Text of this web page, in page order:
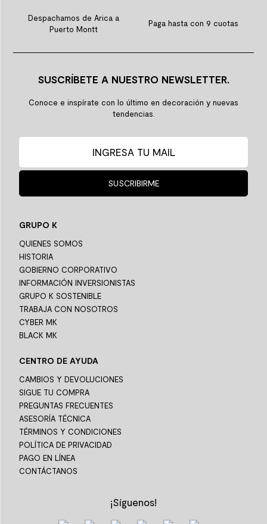
Despachamos de Arica a
Puerto Montt
Paga hasta con 9 cuotas
SUSCRÍBETE A NUESTRO NEWSLETTER.
Conoce e inspírate con lo último en decoración y nuevas
tendencias.
SUSCRIBIRME
GRUPO K
QUIENES SOMOS
HISTORIA
GOBIERNO CORPORATIVO
INFORMACIÓN INVERSIONISTAS
GRUPO K SOSTENIBLE
TRABAJA CON NOSOTROS
CYBER MK
BLACK MK
CENTRO DE AYUDA
CAMBIOS Y DEVOLUCIONES
SIGUE TU COMPRA
PREGUNTAS FRECUENTES
ASESORÍA TÉCNICA
TÉRMINOS Y CONDICIONES
POLÍTICA DE PRIVACIDAD
PAGO EN LÍNEA
CONTÁCTANOS
¡Síguenos!